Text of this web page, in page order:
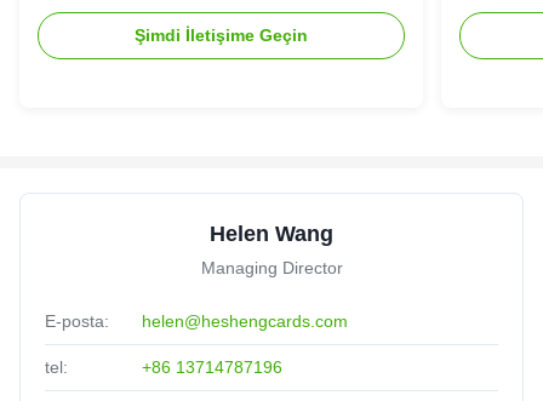
Şimdi İletişime Geçin
Helen Wang
Managing Director
E-posta: helen@heshengcards.com
tel: +86 13714787196